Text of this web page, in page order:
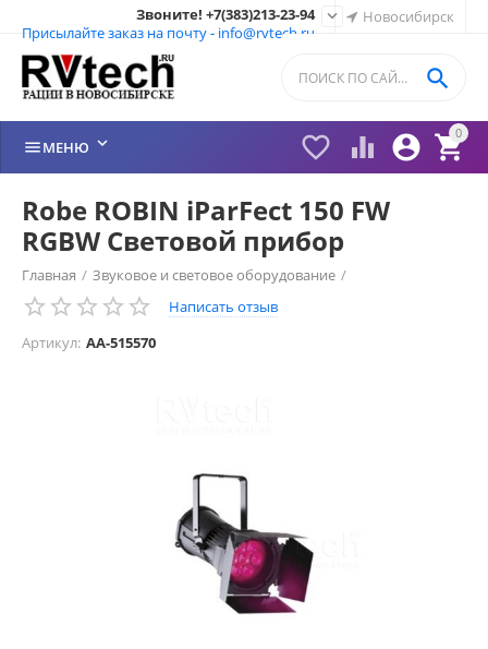
Новосибирск
Звоните! +7(383)213-23-94
Присылайте заказ на почту - info@rvtech.ru

0


 

МЕНЮ 
Robe ROBIN iParFect 150 FW
RGBW Световой прибор
Главная / Звуковое и световое оборудование /
Прожекторы LED /
Написать отзыв
Артикул: AA-515570